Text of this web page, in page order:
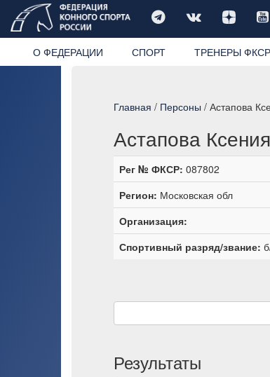
О ФЕДЕРАЦИИ СПОРТ ТРЕНЕРЫ ФКСР
Главная / Персоны / Астапова
Астапова
Рег № ФКСР: 087802
Регион: Московская обл
Организация:
Спортивный разряд/звание:
Результаты